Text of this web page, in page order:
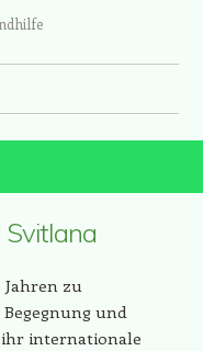
Jahren zu
und
ihr internationale